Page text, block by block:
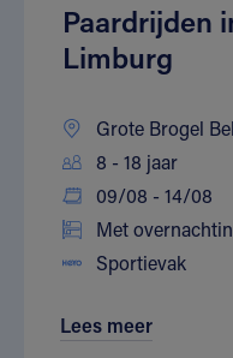
Paardrijden
Limburg
Grote Brogel
8 - 18 jaar
09/08 - 14/08
Met
Sportievak
Lees meer